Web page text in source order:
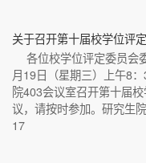
关于召开第十届校学位评
各位校学位评定委员会
月19日（星期三）上午8
院403会议室召开第十届
议，请按时参加。研究生
17